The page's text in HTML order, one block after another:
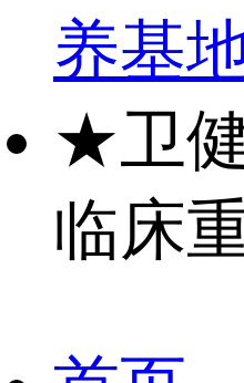
养基
★卫
临床